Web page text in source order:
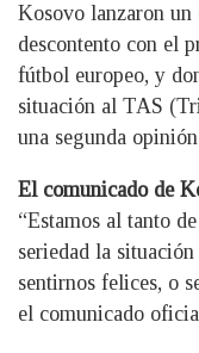
Kosovo lanzaron un
descontento con el
fútbol europeo, y
situación al TAS
una segunda
El comunicado de
“Estamos al tanto
seriedad la
sentirnos felices, o
el comunicado